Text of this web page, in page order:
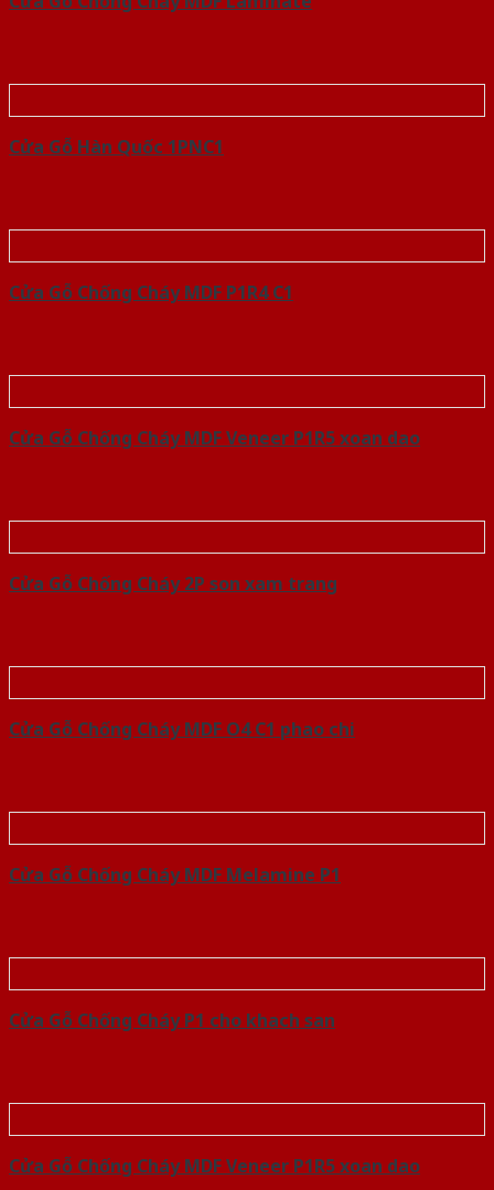
Cửa Gỗ Hàn Quốc 1PNC1
Cửa Gỗ Chống Cháy MDF P1R4 C1
Cửa Gỗ Chống Cháy MDF Veneer P1R5 xoan dao
Cửa Gỗ Chống Cháy 2P son xam trang
Cửa Gỗ Chống Cháy MDF O4 C1 phao chi
Cửa Gỗ Chống Cháy MDF Melamine P1
Cửa Gỗ Chống Cháy P1 cho khach san
Cửa Gỗ Chống Cháy MDF Veneer P1R5 xoan dao